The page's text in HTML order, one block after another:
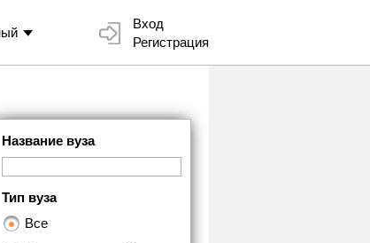
Вход
Регистрация
Название вуза
Тип вуза
Все